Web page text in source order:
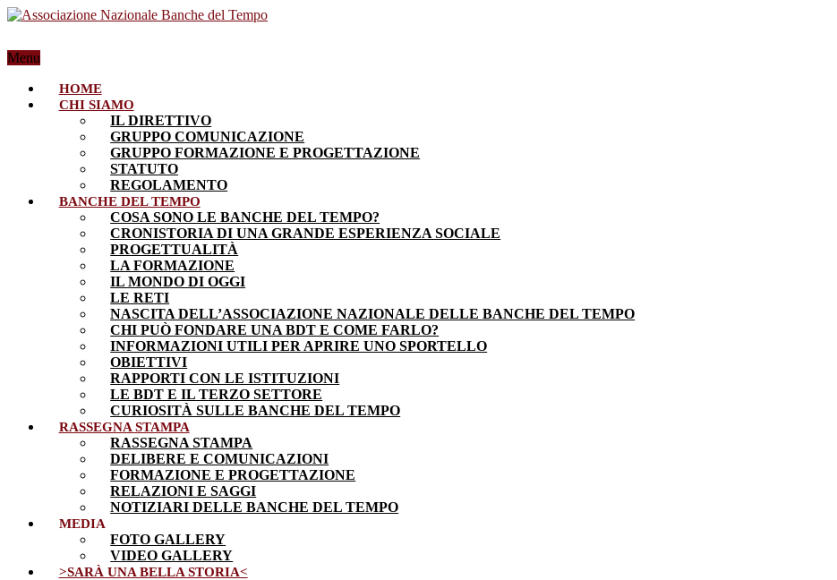
Menu
HOME
CHI SIAMO
IL DIRETTIVO
GRUPPO COMUNICAZIONE
GRUPPO FORMAZIONE E PROGETTAZIONE
STATUTO
REGOLAMENTO
BANCHE DEL TEMPO
COSA SONO LE BANCHE DEL TEMPO?
CRONISTORIA DI UNA GRANDE ESPERIENZA SOCIALE
PROGETTUALITÀ
LA FORMAZIONE
IL MONDO DI OGGI
LE RETI
NASCITA DELL’ASSOCIAZIONE NAZIONALE DELLE BANCHE DEL TEMPO
CHI PUÒ FONDARE UNA BDT E COME FARLO?
INFORMAZIONI UTILI PER APRIRE UNO SPORTELLO
OBIETTIVI
RAPPORTI CON LE ISTITUZIONI
LE BDT E IL TERZO SETTORE
CURIOSITÀ SULLE BANCHE DEL TEMPO
RASSEGNA STAMPA
RASSEGNA STAMPA
DELIBERE E COMUNICAZIONI
FORMAZIONE E PROGETTAZIONE
RELAZIONI E SAGGI
NOTIZIARI DELLE BANCHE DEL TEMPO
MEDIA
FOTO GALLERY
VIDEO GALLERY
>SARÀ UNA BELLA STORIA<